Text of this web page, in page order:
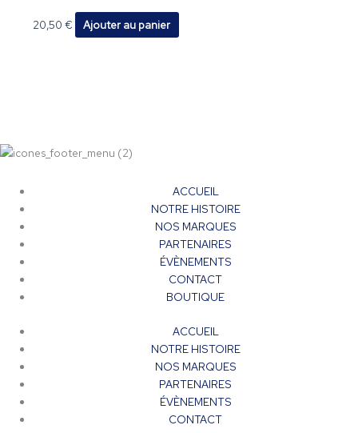
20,50€ Ajouter au panier
ACCUEIL
NOTRE HISTOIRE
NOS MARQUES
PARTENAIRES
ÉVÈNEMENTS
CONTACT
BOUTIQUE
ACCUEIL
NOTRE HISTOIRE
NOS MARQUES
PARTENAIRES
ÉVÈNEMENTS
CONTACT